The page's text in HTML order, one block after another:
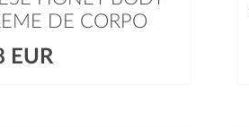
DE CORPO
EUR